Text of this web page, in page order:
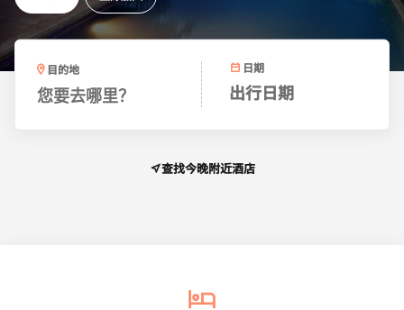
目的地
您要去哪里？
日期
出行日期
查找今晚附近酒店